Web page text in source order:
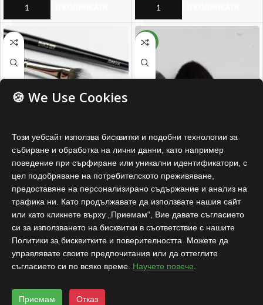
ДОБАВЯНЕ В КОЛИЧКАТА ДОБАВЯНЕ В КОЛИЧКАТА
Сузана и Дияна
41,00 €
ДОБАВЯНЕ В КОЛИЧКАТА
NEW
Iliyno Signature Face Set –
Сет от 3 четки за лице
62,00€/ 121,26 лв.
ДОБАВЯНЕ В КОЛИЧКАТА
🍪 We Use Cookies
Този уебсайт използва бисквитки и подобни технологии за
събиране и обработка на лични данни, като например
поведение при сърфиране или уникални идентификатори, с
цел подобряване на потребителското преживяване,
предоставяне на персонализирано съдържание и анализ на
трафика ни. Като продължавате да използвате нашия сайт
или като кликнете върху „Приемам“, Вие давате съгласието
си за използването на бисквитки в съответствие с нашите
Политики за бисквитките и поверителността. Можете да
управлявате своите предпочитания или да оттеглите
съгласието си по всяко време. Научете повече
Приемам Отказ